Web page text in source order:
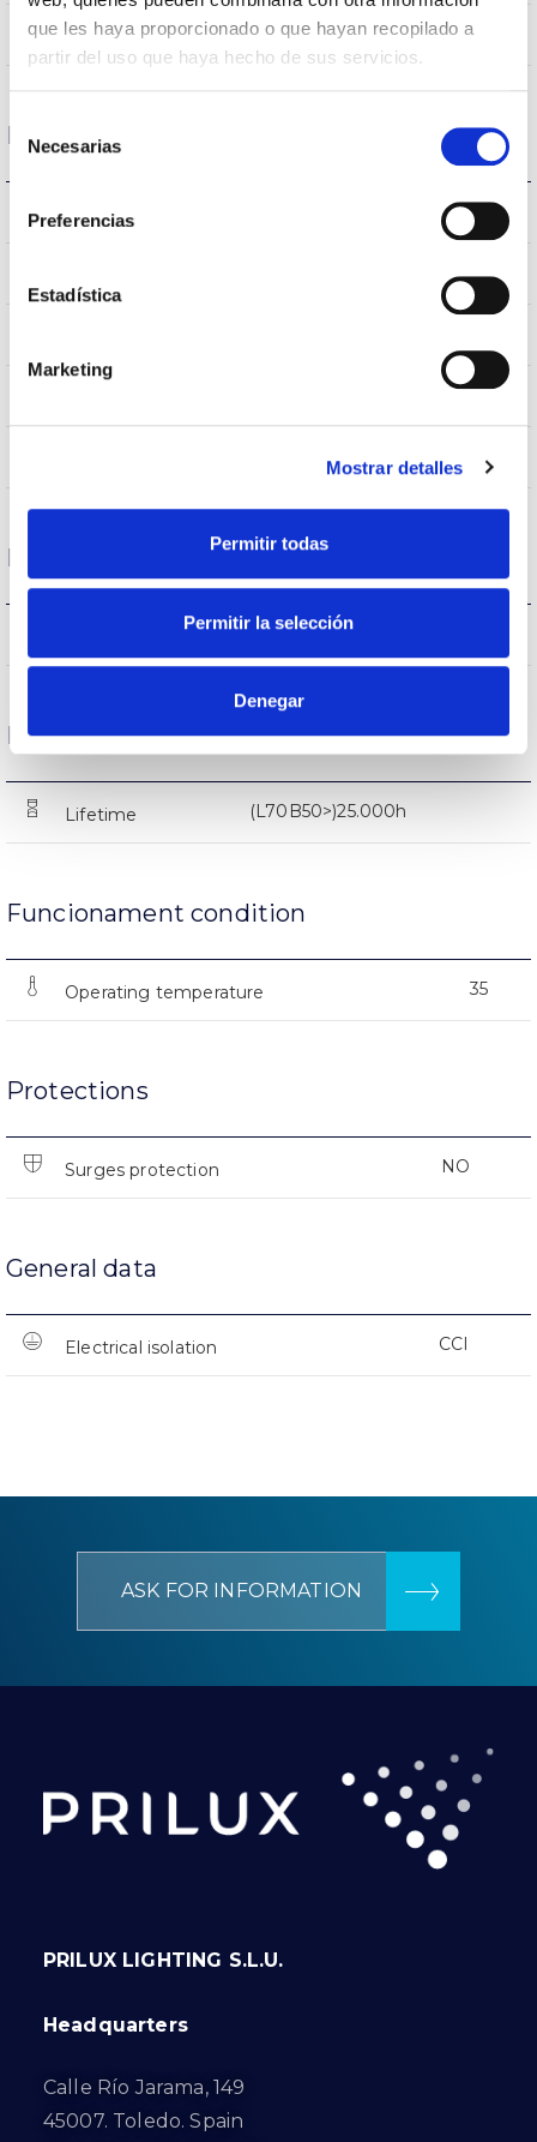
que les haya proporcionado o que hayan recopilado a
partir del uso que haya hecho de sus servicios.
Selección
de
consentimiento
Necesarias
Preferencias
Estadística
Marketing
Mostrar detalles
Permitir todas
Permitir la selección
Denegar
Opening angle 110
Housing and Finish
IK Impact resistance IK06
IP65
7045
Al
21000lm
Life
Lifetime (L70B50>)25.000h
Funcionament condition
Operating temperature 35
Protections
Surges protection NO
General data
Electrical isolation CCI
ASK FOR INFORMATION
PRILUX LIGHTING S.L.U.
Headquarters
Calle Río Jarama, 149
45007. Toledo. Spain